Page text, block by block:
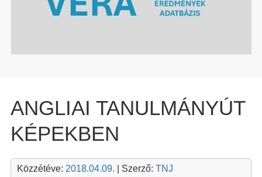
ANGLIAI TANULMÁNYÚT
KÉPEKBEN
Közzétéve: 2018.04.09. | Szerző: TNJ